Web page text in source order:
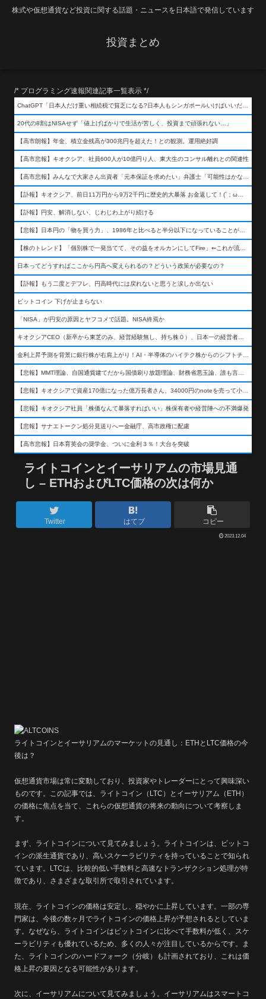
株式や仮想通貨など投資に関する話題・ニュースを日本語で発信しています
投資まとめ
/* プログラミング速報関連記事一覧表示 */
ChatGPT「日本人だけ重い相続税で貧乏になる?日本人もシンガポールいけばいいだけだから相続税で日本人は貧乏にならんだろ呆」
20代の8割はNISAせず「値上げばかりで生活が苦しく、投資まで頑張れない…」
【高市朗報】年金、積立金残高が300兆円を超えた！との観測。運用絶好調
【高市悲報】キオクシア、社員600人が10億円り人、東大生のコンサル離れとの関連性
【高市悲報】みんなで大家さん出資者「元本保証を求めたい」弁護士「可能性はかなり低い」出資者「不誠実！」
【訃報】キオクシア、前日11万円から9万2千円に歴史的大暴落 お金返して！(´；ω；｀)
【訃報】円安、解消しない、じわじわ上がり続ける
【悲報】日本円の「物を買う力」、1986年と比べると半分以下になっていることが判明&#8230;高市さんありがとう！
【株のトレンド】「個別株で一発当てて、その益をオルカンにしてFire」⇐これが流行ってるらしい
日本ってどうすればここから円高へ変えられるの？どういう政策が必要なの？
【訃報】もう二度とデフレ、円高時代には戻れないと思うと涙しか出ない
ビットコイン 下げが止まらない
「NISA」が円安の原因とヤフコメで話題。NISA終焉か
キオクシアCEO（新卒から東芝のみ、経営経験無し、持ち株０）、日本一の経営者になる…
金利上昇予測を背景に銀行株が右肩上がり！AI・半導体のハイテク株からのシフトチェンジも
【悲報】MMT理論、自国通貨建てだから国債刷り放題理論、財務省悪玉論、誰も言わなくなるwwwwwwwwwwwwwww
【悲報】キオクシアで資産170億になった億万長者さん、34000円のnoteを売って小銭を稼いでしまうwwwwwwwwwwwwwwwwwwww
【悲報】キオクシア社員「株価なんて暴落すればいい」株保有者や経営陣への不満爆発
【悲報】サナエトークン処分見送りへー金融庁、高市政権に配慮
【高市悲報】日本育英会の奨学金、ついに金利３％！大台を突破
ライトコインとイーサリアムの市場見通
し – ETHおよびLTC価格の次は何か
Twitter はてブ コピー
2023.12.04
ライトコインとイーサリアムのマーケットの見通し：ETHとLTC価格の今
後は？
仮想通貨市場は常に変動しており、投資家やトレーダーにとって興味深い
ものです。この記事では、ライトコイン（LTC）とイーサリアム（ETH）
の価格に焦点を当て、これらの仮想通貨の将来の動向について考察しま
す。
まず、ライトコインについて見てみましょう。ライトコインは、ビットコ
インの派生通貨であり、高いスケーラビリティを持っていることで知られ
ています。LTCは、比較的低い手数料と高速なトランザクション処理が特
徴であり、さまざまな取引所で取引されています。
現在、ライトコインの価格は安定し、穏やかに上昇しています。一部の専
門家は、今後の数ヶ月でライトコインの価格上昇が予想されるとしていま
す。なぜなら、ライトコインはビットコインに比べて手数料が低く、スケ
ーラビリティも優れているため、多くの人々が注目しているからです。ま
た、ライトコインのハードフォーク（分岐）も計画されており、これは価
格上昇の要因となる可能性があります。
次に、イーサリアムについて見てみましょう。イーサリアムはスマートコ